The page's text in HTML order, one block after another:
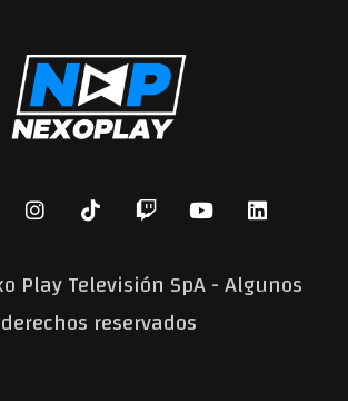
Play Televisión SpA - Algunos
derechos reservados